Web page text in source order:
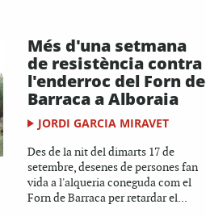
Més d'una setmana
de resistència contra
l'enderroc del Forn de
Barraca a Alboraia
JORDI GARCIA MIRAVET
Des de la nit del dimarts 17 de
setembre, desenes de persones fan
vida a l'alqueria coneguda com el
Forn de Barraca per retardar el...